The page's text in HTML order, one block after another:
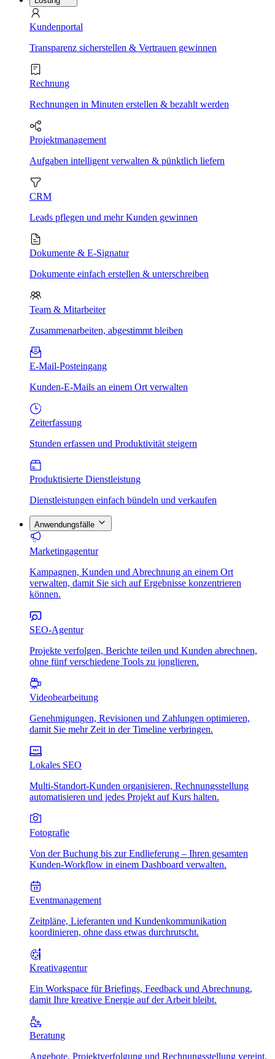
Kundenportal
Transparenz sicherstellen & Vertrauen gewinnen
Rechnung
Rechnungen in Minuten erstellen & bezahlt werden
Projektmanagement
Aufgaben intelligent verwalten & pünktlich liefern
CRM
Leads pflegen und mehr Kunden gewinnen
Dokumente & E-Signatur
Dokumente einfach erstellen & unterschreiben
Team & Mitarbeiter
Zusammenarbeiten, abgestimmt bleiben
E-Mail-Posteingang
Kunden-E-Mails an einem Ort verwalten
Zeiterfassung
Stunden erfassen und Produktivität steigern
Produktisierte Dienstleistung
Dienstleistungen einfach bündeln und verkaufen
Anwendungsfälle
Marketingagentur
Kampagnen, Kunden und Abrechnung an einem Ort
verwalten, damit Sie sich auf Ergebnisse konzentrieren
können.
SEO-Agentur
Projekte verfolgen, Berichte teilen und Kunden abrechnen,
ohne fünf verschiedene Tools zu jonglieren.
Videobearbeitung
Genehmigungen, Revisionen und Zahlungen optimieren,
damit Sie mehr Zeit in der Timeline verbringen.
Lokales SEO
Multi-Standort-Kunden organisieren, Rechnungsstellung
automatisieren und jedes Projekt auf Kurs halten.
Fotografie
Von der Buchung bis zur Endlieferung – Ihren gesamten
Kunden-Workflow in einem Dashboard verwalten.
Eventmanagement
Zeitpläne, Lieferanten und Kundenkommunikation
koordinieren, ohne dass etwas durchrutscht.
Kreativagentur
Ein Workspace für Briefings, Feedback und Abrechnung,
damit Ihre kreative Energie auf der Arbeit bleibt.
Beratung
Angebote, Projektverfolgung und Rechnungsstellung vereint,